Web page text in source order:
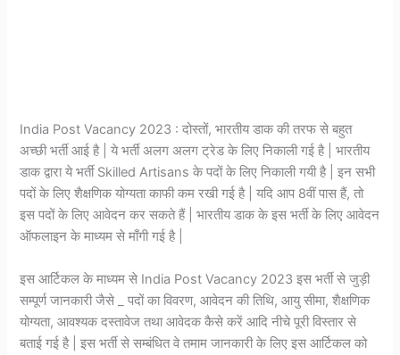
India Post Vacancy 2023 : दोस्तों, भारतीय डाक की तरफ से बहुत
अच्छी भर्ती आई है | ये भर्ती अलग अलग ट्रेड के लिए निकाली गई है | भारतीय
डाक द्वारा ये भर्ती Skilled Artisans के पदों के लिए निकाली गयी है | इन सभी
पदों के लिए शैक्षणिक योग्यता काफी कम रखी गई है | यदि आप 8वीं पास हैं, तो
इस पदों के लिए आवेदन कर सकते हैं | भारतीय डाक के इस भर्ती के लिए आवेदन
ऑफलाइन के माध्यम से माँगी गई है |
इस आर्टिकल के माध्यम से India Post Vacancy 2023 इस भर्ती से जुड़ी
सम्पूर्ण जानकारी जैसे _ पदों का विवरण, आवेदन की तिथि, आयु सीमा, शैक्षणिक
योग्यता, आवश्यक दस्तावेज तथा आवेदक कैसे करें आदि नीचे पूरी विस्तार से
बताई गई है | इस भर्ती से सम्बंधित वे तमाम जानकारी के लिए इस आर्टिकल को